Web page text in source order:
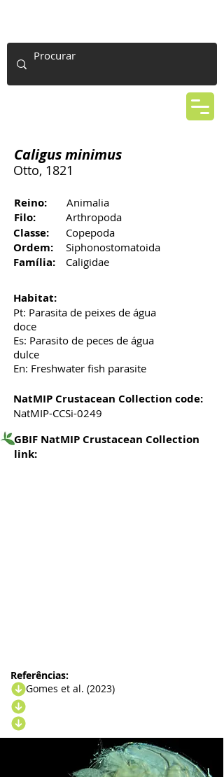
Caligus minimus
Otto, 1821
Reino: Animalia
Filo: Arthropoda
Classe: Copepoda
Ordem: Siphonostomatoida
Família: Caligidae
Habitat:
Pt: Parasita de peixes de água
doce
Es: Parasito de peces de água
dulce
En: Freshwater fish parasite
NatMIP Crustacean Collection code:
NatMIP-CCSi-0249
GBIF NatMIP Crustacean Collection
link:
Referências:
Gomes et al. (2023)